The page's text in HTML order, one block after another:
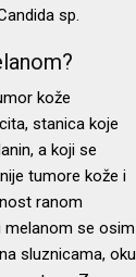
sp.
kože
stanica koje
a koji se
tumore kože i
ranom
melanom se osim
sluznicama, oku